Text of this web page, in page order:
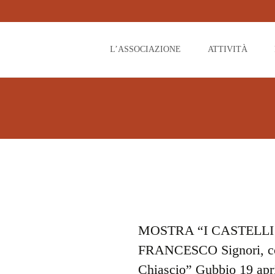
L’ASSOCIAZIONE ATTIVITÀ
MOSTRA “I
FRANCESCO Signori,
Chiascio” Gubbio 19